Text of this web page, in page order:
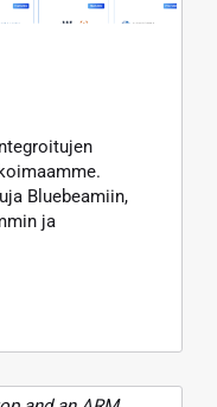
Bluebeamiin,
ja